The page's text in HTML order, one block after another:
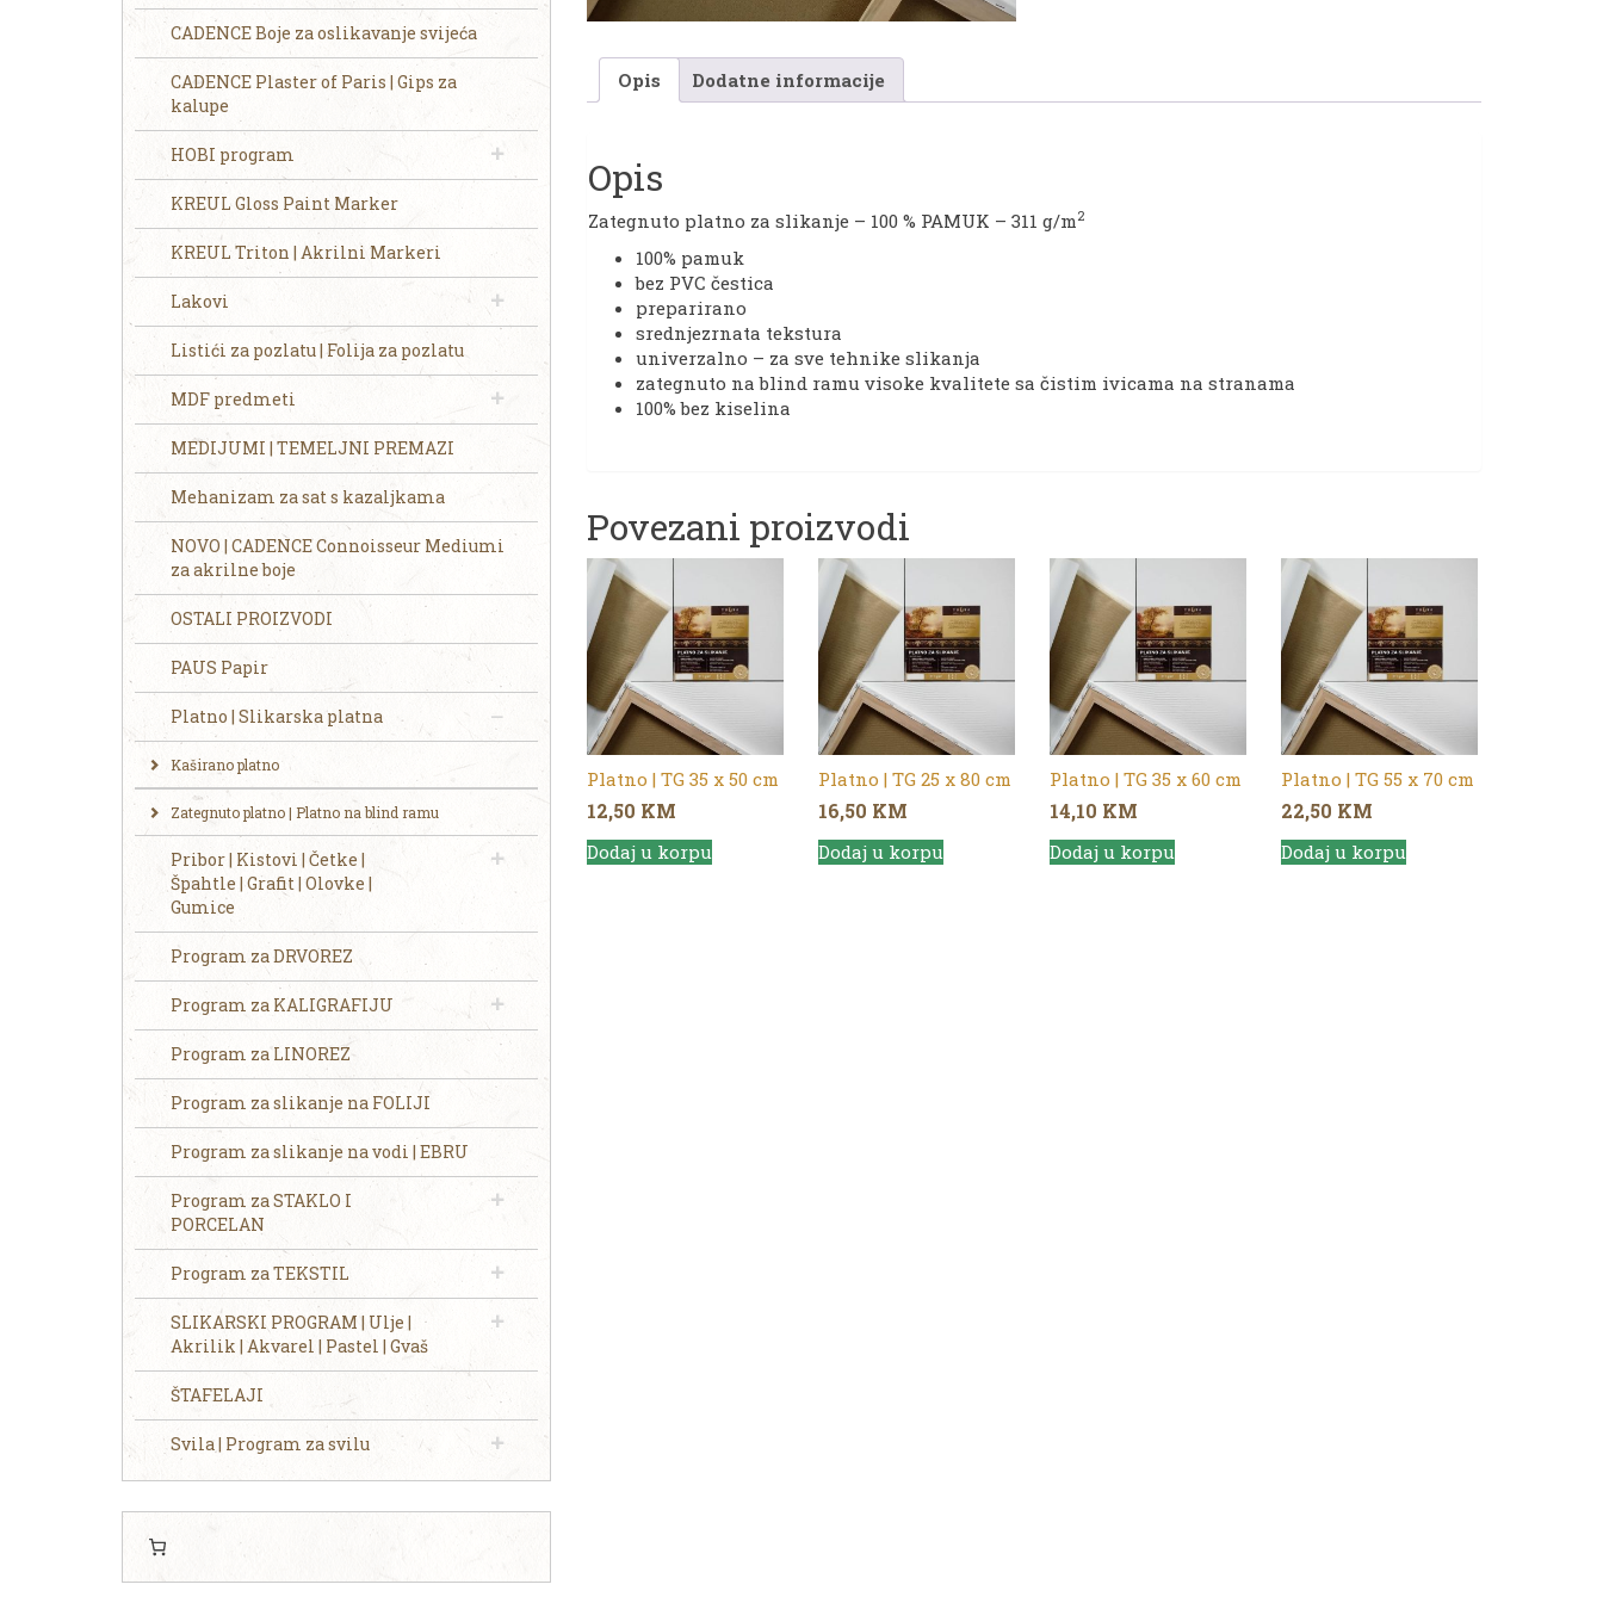
Opis Dodatne informacije
Opis
Zategnuto platno za slikanje – 100 % PAMUK – 311 g/m2
100% pamuk
bez PVC čestica
preparirano
srednjezrnata tekstura
univerzalno – za sve tehnike slikanja
zategnuto na blind ramu visoke kvalitete sa čistim ivicama na stranama
100% bez kiselina
Povezani proizvodi
Platno | TG 35 x 50 cm
12,50 KM
Dodaj u korpu
Platno | TG 25 x 80 cm
16,50 KM
Dodaj u korpu
Platno | TG 35 x 60 cm
14,10 KM
Dodaj u korpu
Platno | TG 55 x 70 cm
22,50 KM
Dodaj u korpu
CADENCE Boje za oslikavanje svijeća
CADENCE Plaster of Paris | Gips za
kalupe
HOBI program
KREUL Gloss Paint Marker
KREUL Triton | Akrilni Markeri
Lakovi
Listići za pozlatu | Folija za pozlatu
MDF predmeti
MEDIJUMI | TEMELJNI PREMAZI
Mehanizam za sat s kazaljkama
NOVO | CADENCE Connoisseur Mediumi
za akrilne boje
OSTALI PROIZVODI
PAUS Papir
Platno | Slikarska platna
Kaširano platno
Zategnuto platno | Platno na blind ramu
Pribor | Kistovi | Četke |
Špahtle | Grafit | Olovke |
Gumice
Program za DRVOREZ
Program za KALIGRAFIJU
Program za LINOREZ
Program za slikanje na FOLIJI
Program za slikanje na vodi | EBRU
Program za STAKLO I
PORCELAN
Program za TEKSTIL
SLIKARSKI PROGRAM | Ulje |
Akrilik | Akvarel | Pastel | Gvaš
ŠTAFELAJI
Svila | Program za svilu